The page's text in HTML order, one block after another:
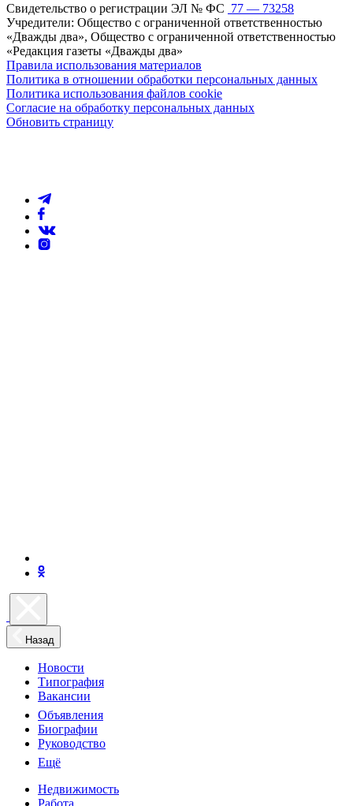
Свидетельство о регистрации ЭЛ № ФС 77 — 73258
Учредители: Общество с ограниченной ответственностью
«Дважды два», Общество с ограниченной ответственностью
«Редакция газеты «Дважды два»
Правила использования материалов
Политика в отношении обработки персональных данных
Политика использования файлов cookie
Согласие на обработку персональных данных
Обновить страницу
Назад
Новости
Типография
Вакансии
Объявления
Биографии
Руководство
Ещё
Недвижимость
Работа